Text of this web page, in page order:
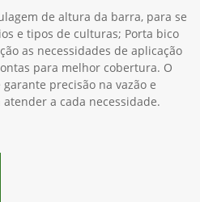
de altura da barra, para se
e tipos de culturas; Porta bico
as necessidades de aplicação
para melhor cobertura. O
precisão na vazão e
a cada necessidade.